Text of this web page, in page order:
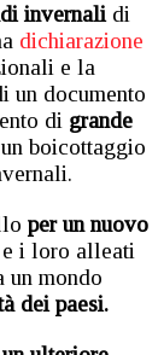
invernali di
dichiarazione
e la
un documento
di grande
boicottaggio
per un nuovo
i loro alleati
un mondo
dei paesi.